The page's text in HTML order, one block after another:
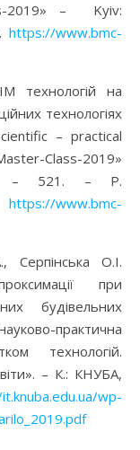
2019» – Kyiv:
https://www.bmc-
технологій на
технологіях
– practical
Class-2019»
– 521. – P.
https://www.bmc-
О.І.
при
будівельних
практична
технологій.
– К.: КНУБА,
wp-